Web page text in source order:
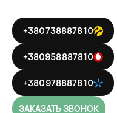
+380738887810
+380958887810
+380978887810
ЗАКАЗАТЬ ЗВОНОК